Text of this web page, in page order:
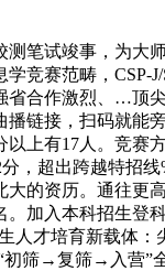
试竣事，为大
竞赛范畴，CSP-
合作激烈、…顶
链接，扫码就能
以上有17人。竞
分，超出跨越特
大的资历。通往
。加入本科招生
人才培育新载体
筛→复筛→入营”